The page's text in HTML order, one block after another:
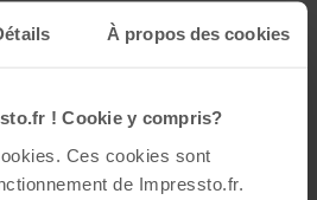
À propos des cookies
! Cookie y compris?
Ces cookies sont
de Impressto.fr.